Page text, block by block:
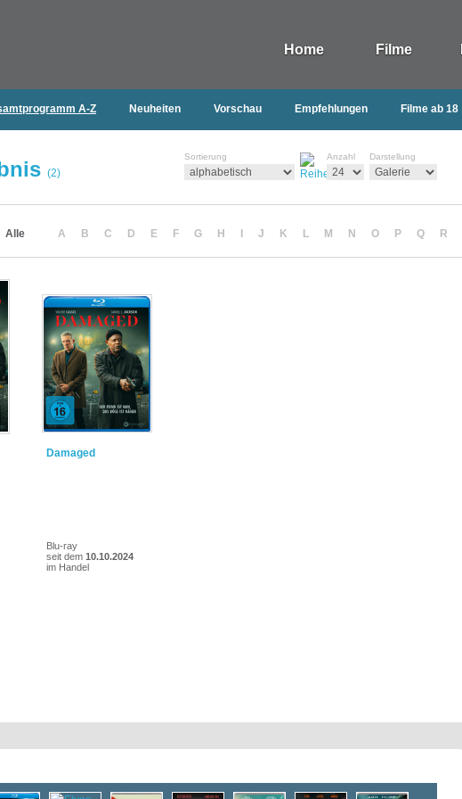
Home Filme
A-Z Neuheiten Vorschau Empfehlungen Filme ab 18
(2)
Sortierung Anzahl Darstellung
Alle A B C D E F G H J K L M N O P Q R
Damaged
Blu-ray
seit dem 10.10.2024
im Handel